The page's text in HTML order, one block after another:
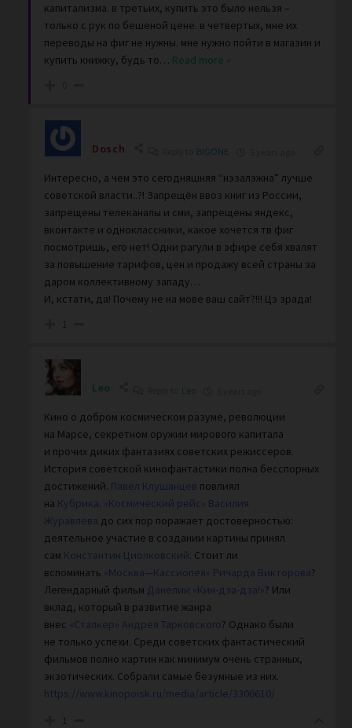
капитализма. в третьих, купить это было нельзя –
только с рук по бешеной цене. в четвертых, мне их
переводы на фиг не нужны. мне нужно пойти в магазин и
купить книжку, будь то… Read more »
Dosch BIGONE
Интересно, а чем это сегодняшняя “нэзалэжна” лучше
советской власти..?! Запрещён ввоз книг из России,
запрещены телеканалы и сми, запрещены яндекс,
вконтакте и одноклассники, какое хочется тв фиг
посмотришь, его нет! Одни рагули в эфире себя хвалят
за повышение тарифов, цен и продажу всей страны за
даром коллективному западу…
И, кстати, да! Почему не на мове ваш сайт?!!! Цэ зрада!
1
Leo Leo
Кино о добром космическом разуме, революции
на Марсе, секретном оружии мирового капитала
и прочих диких фантазиях советских режиссеров.
История советской кинофантастики полна бесспорных
достижений. Павел Клушанцев повлиял
на Кубрика. «Космический рейс» Василия
Журавлева до сих пор поражает достоверностью:
деятельное участие в создании картины принял
сам Константин Циолковский. Стоит ли
вспоминать «Москва—Кассиопея» Ричарда Викторова?
Легендарный фильм Данелии «Кин-дза-дза!»? Или
вклад, который в развитие жанра
внес «Сталкер» Андрея Тарковского? Однако были
не только успехи. Среди советских фантастический
фильмов полно картин как минимум очень странных,
экзотических. Собрали самые безумные из них.
https://www.kinopoisk.ru/media/article/3306610/
1